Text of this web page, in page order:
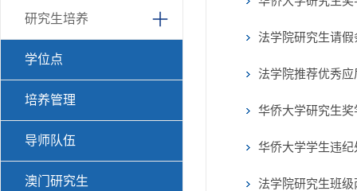
研究生培养
学位点
培养管理
导师队伍
澳门研究生
法学院研究生请假
法学院推荐优秀
华侨大学研究生
华侨大学学生违纪
法学院研究生班